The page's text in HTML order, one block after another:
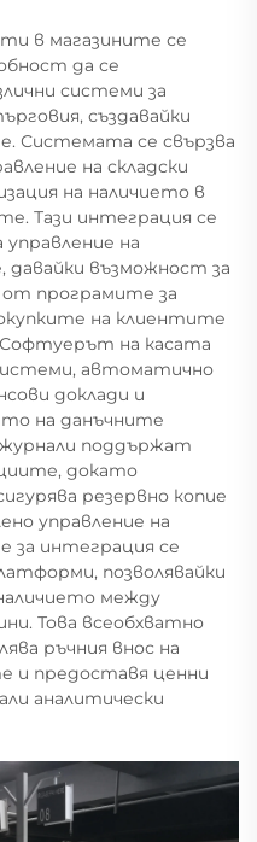
в магазините се
да се
системи за
създавайки
Системата се свързва
на складски
на наличието в
Тази интеграция се
на
възможност за
програмите за
на клиентите
на касата
автоматично
доклади и
на данъчните
поддържат
докато
резервно копие
управление на
интеграция се
позволявайки
между
Това всеобхватно
ръчния внос на
и предоставя ценни
аналитически